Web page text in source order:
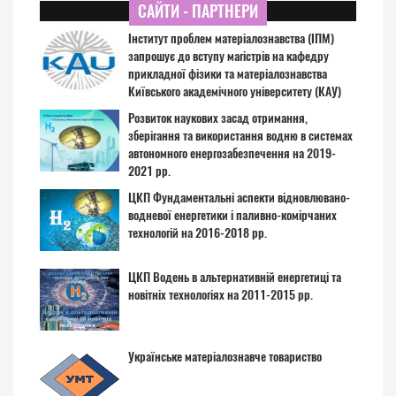
САЙТИ - ПАРТНЕРИ
Інститут проблем матеріалознавства (ІПМ)
запрошує до вступу магістрів на кафедру
прикладної фізики та матеріалознавства
Київського академічного університету (КАУ)
Розвиток наукових засад отримання,
зберігання та використання водню в системах
автономного енергозабезпечення на 2019-
2021 рр.
ЦКП Фундаментальні аспекти відновлювано-
водневої енергетики і паливно-комірчаних
технологій на 2016-2018 рр.
ЦКП Водень в альтернативній енергетиці та
новітніх технологіях на 2011-2015 рр.
Українське матеріалознавче товариство